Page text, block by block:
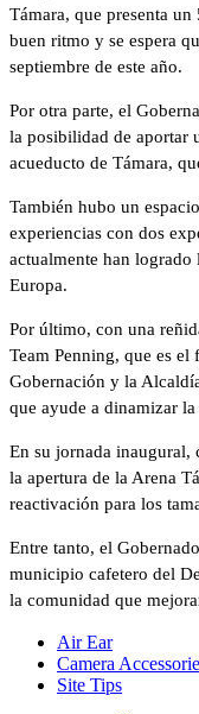
Támara, que presenta
buen ritmo y se espera
septiembre de este año.
Por otra parte, el
la posibilidad de aportar
acueducto de Támara,
También hubo un
experiencias con dos
actualmente han
Europa.
Por último, con una
Team Penning, que es
Gobernación y la
que ayude a dinamizar
En su jornada inaugural,
la apertura de la Arena
reactivación para los
Entre tanto, el
municipio cafetero del
la comunidad que
Air Ear
Camera
Site Tips